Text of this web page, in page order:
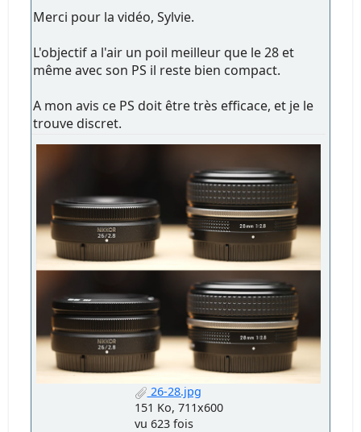
Merci pour la vidéo, Sylvie.
L'objectif a l'air un poil meilleur que le 28 et
même avec son PS il reste bien compact.
A mon avis ce PS doit être très efficace, et je le
trouve discret.
26-28.jpg
151 Ko, 711x600
vu 623 fois